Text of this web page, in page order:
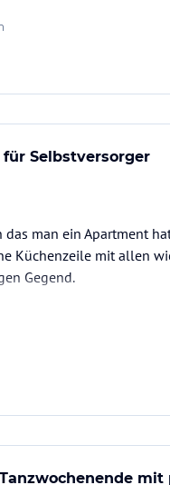
Selbstversorger
man ein Apartment
Küchenzeile mit allen
Gegend.